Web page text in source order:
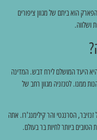
הוא ביתם של מגוון ציפורים
ושלווה.
היעד המושלם לירח דבש. המדינה
ממנו. לטנזניה מגוון רחב של
הסרנגטי והר קילימנג'רו. אתה
ביותר לחיות בר בעולם.